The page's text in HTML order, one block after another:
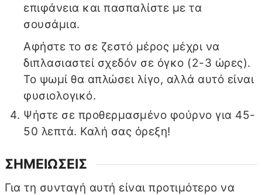
επιφάνεια και πασπαλίστε με τα
σουσάμια.
Αφήστε το σε ζεστό μέρος μέχρι να
διπλασιαστεί σχεδόν σε όγκο (2-3 ώρες).
Το ψωμί θα απλώσει λίγο, αλλά αυτό είναι
φυσιολογικό.
Ψήστε σε προθερμασμένο φούρνο για 45-
50 λεπτά. Καλή σας όρεξη!
ΣΗΜΕΙΩΣΕΙΣ
Για τη συνταγή αυτή είναι προτιμότερο να